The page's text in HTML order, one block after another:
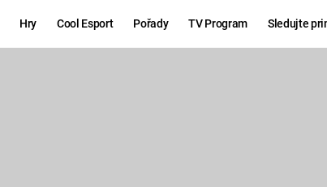
Hry Cool Esport Pořady TV Program Sledujte